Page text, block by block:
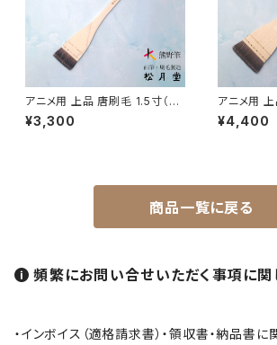
円山筆 / Maruyama Fude
オロンピー筆 / Oronpy Fude
平筆 / Hirafude (flat brush)
連筆/Renpitsu
アニメ用 上品 唐刷毛 1.5寸（45
mm）
¥3,300
アニメ用
mm）
¥4,400
商品一覧に戻る
頻繁にお問い合せいただく事項に関
・インボイス（適格請求書）・領収書・納品書に関